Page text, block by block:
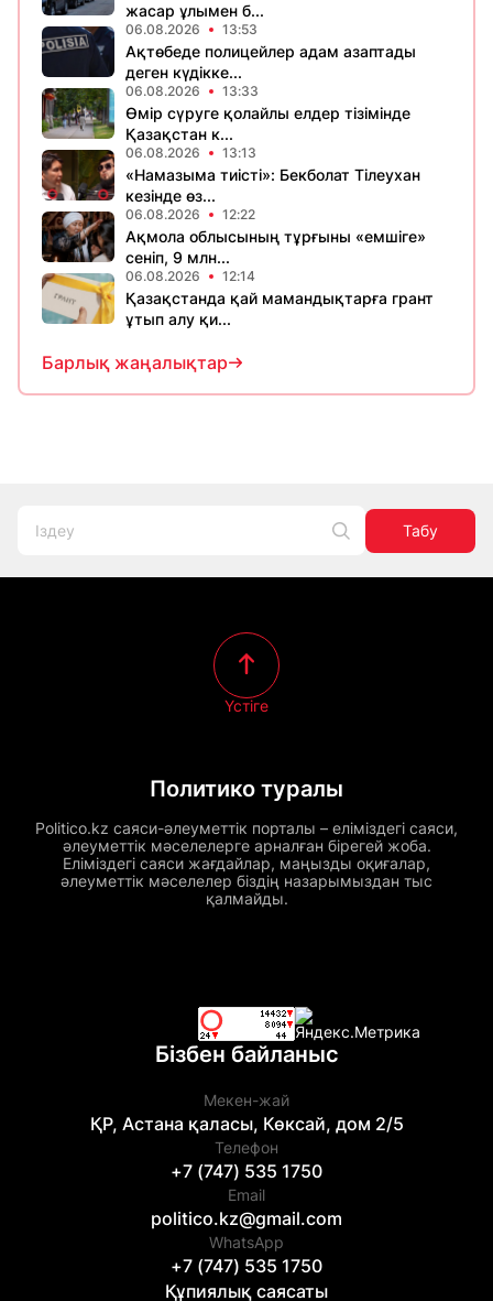
жасар ұлымен б...
06.08.2026 13:53
Ақтөбеде полицейлер адам азаптады
деген күдікке...
06.08.2026 13:33
Өмір сүруге қолайлы елдер тізімінде
Қазақстан к...
06.08.2026 13:13
«Намазыма тиісті»: Бекболат Тілеухан
кезінде өз...
06.08.2026 12:22
Ақмола облысының тұрғыны «емшіге»
сеніп, 9 млн...
06.08.2026 12:14
Қазақстанда қай мамандықтарға грант
ұтып алу қи...
Барлық жаңалықтар
Табу
Политико туралы
Politico.kz саяси-әлеуметтік порталы – еліміздегі саяси,
әлеуметтік мәселелерге арналған бірегей жоба.
Еліміздегі саяси жағдайлар, маңызды оқиғалар,
әлеуметтік мәселелер біздің назарымыздан тыс
қалмайды.
Үстіге
Бізбен байланыс
Мекен-жай
ҚР, Астана қаласы, Көксай, дом 2/5
Телефон
+7 (747) 535 1750
Email
politico.kz@gmail.com
WhatsApp
+7 (747) 535 1750
Құпиялық саясаты